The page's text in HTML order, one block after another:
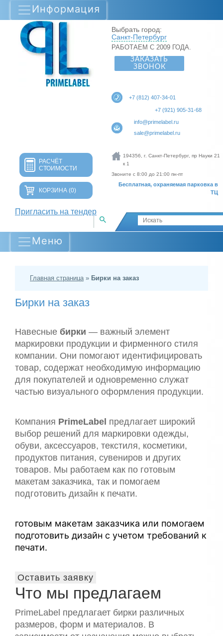
Информация
Выбрать город:
Санкт-Петербург
РАБОТАЕМ С 2009 ГОДА.
ЗАКАЗАТЬ
ЗВОНОК
+7 (812) 407-34-01
+7 (921) 905-31-68
info@primelabel.ru
sale@primelabel.ru
РАСЧЁТ
СТОИМОСТИ
КОРЗИНА (0)
Пригласить на тендер
194356, г. Санкт-Петербург, пр Науки 21
к 1
Звоните с 8:00 до 21:00 пн-пт
Бесплатная, охраняемая парковка в
ТЦ
Меню
Главная страница » Бирки на заказ
Бирки на заказ
Навесные бирки — важный элемент
маркировки продукции и фирменного стиля
компании. Они помогают идентифицировать
товар, содержат необходимую информацию
для покупателей и одновременно служат
частью визуального оформления продукции.
Компания PrimeLabel предлагает широкий
выбор решений для маркировки одежды,
обуви, аксессуаров, текстиля, косметики,
продуктов питания, сувениров и других
товаров. Мы работаем как по готовым
макетам заказчика, так и помогаем
подготовить дизайн к печати.
готовым макетам заказчика или помогаем
подготовить дизайн с учетом требований к
печати.
Оставить заявку
Что мы предлагаем
PrimeLabel предлагает бирки различных
размеров, форм и материалов. В